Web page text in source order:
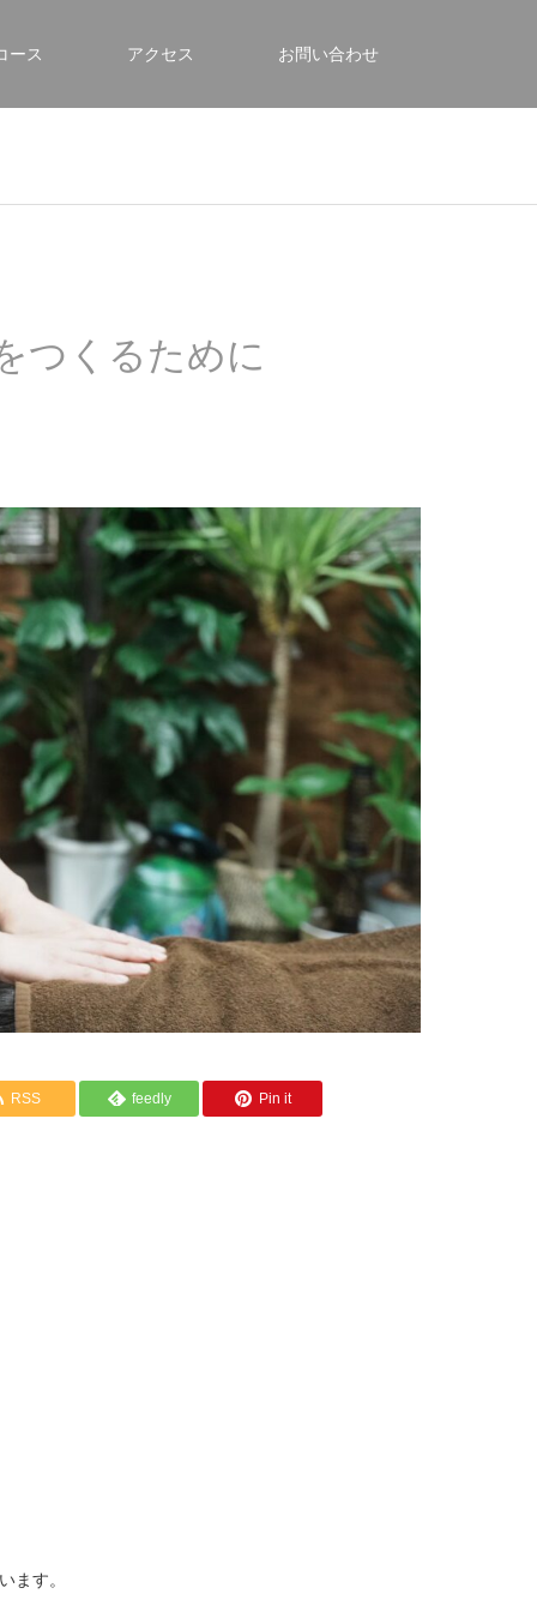
ース アクセス お問い合わせ
つくるために
RSS feedly Pin it
ます。